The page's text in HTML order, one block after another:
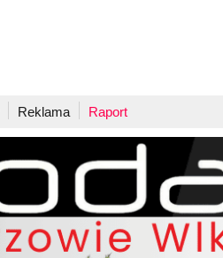
Reklama Raport